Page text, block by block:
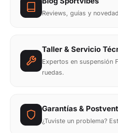
Reviews, guías y
Taller & Servicio
Expertos en suspensión
ruedas.
Garantías &
¿Tuviste un problema?